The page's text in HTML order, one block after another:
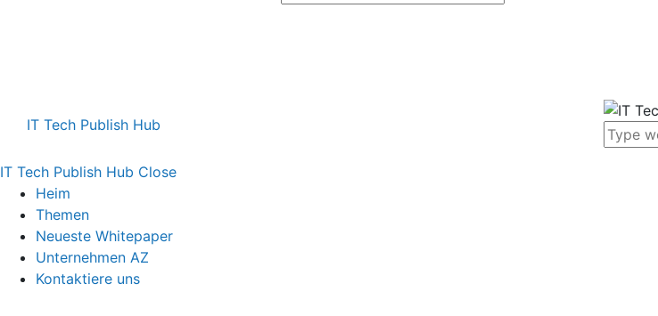
IT Tech Publish Hub
IT Tech Publish Hub Close
Heim
Themen
Neueste Whitepaper
Unternehmen AZ
Kontaktiere uns